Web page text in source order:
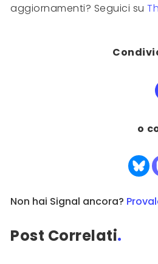
aggiornamenti? Seguici su
o
Non hai Signal ancora?
Post Correlati.